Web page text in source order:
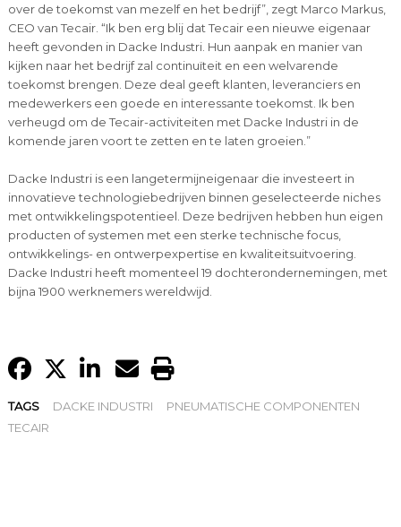
over de toekomst van mezelf en het bedrijf”, zegt Marco Markus,
CEO van Tecair. “Ik ben erg blij dat Tecair een nieuwe eigenaar
heeft gevonden in Dacke Industri. Hun aanpak en manier van
kijken naar het bedrijf zal continuïteit en een welvarende
toekomst brengen. Deze deal geeft klanten, leveranciers en
medewerkers een goede en interessante toekomst. Ik ben
verheugd om de Tecair-activiteiten met Dacke Industri in de
komende jaren voort te zetten en te laten groeien.”
Dacke Industri is een langetermijneigenaar die investeert in
innovatieve technologiebedrijven binnen geselecteerde niches
met ontwikkelingspotentieel. Deze bedrijven hebben hun eigen
producten of systemen met een sterke technische focus,
ontwikkelings- en ontwerpexpertise en kwaliteitsuitvoering.
Dacke Industri heeft momenteel 19 dochterondernemingen, met
bijna 1900 werknemers wereldwijd.
TAGS DACKE INDUSTRI
PNEUMATISCHE COMPONENTEN
TECAIR